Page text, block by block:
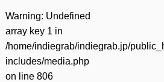
Warning: Undefined
array key 1 in
/home/indiegrab/indiegrab.jp/
includes/media.php
on line 806